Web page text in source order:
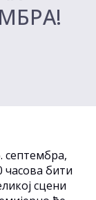
септембра,
часова бити
сцени